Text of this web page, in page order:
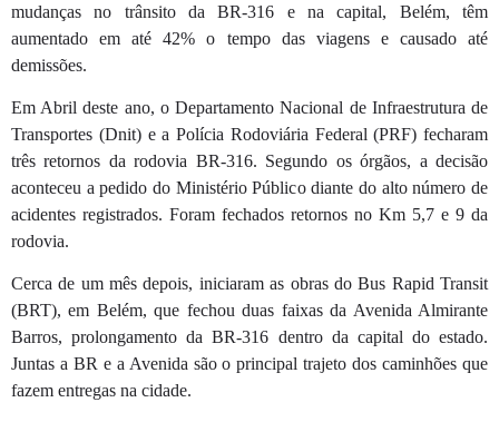
mudanças no trânsito da BR-316 e na capital, Belém, têm
aumentado em até 42% o tempo das viagens e causado até
demissões.
Em Abril deste ano, o Departamento Nacional de Infraestrutura de
Transportes (Dnit) e a Polícia Rodoviária Federal (PRF) fecharam
três retornos da rodovia BR-316. Segundo os órgãos, a decisão
aconteceu a pedido do Ministério Público diante do alto número de
acidentes registrados. Foram fechados retornos no Km 5,7 e 9 da
rodovia.
Cerca de um mês depois, iniciaram as obras do Bus Rapid Transit
(BRT), em Belém, que fechou duas faixas da Avenida Almirante
Barros, prolongamento da BR-316 dentro da capital do estado.
Juntas a BR e a Avenida são o principal trajeto dos caminhões que
fazem entregas na cidade.